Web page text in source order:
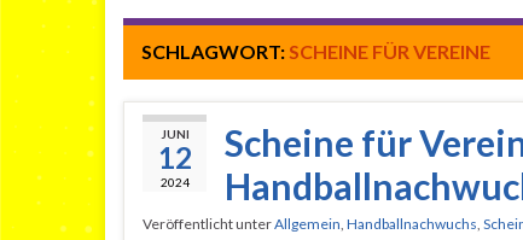
SCHLAGWORT:SCHEINE FÜR VEREINE
JUNI
12
2024
Scheine für
Veröffentlicht unterAllgemein, Handballnachwuchs,